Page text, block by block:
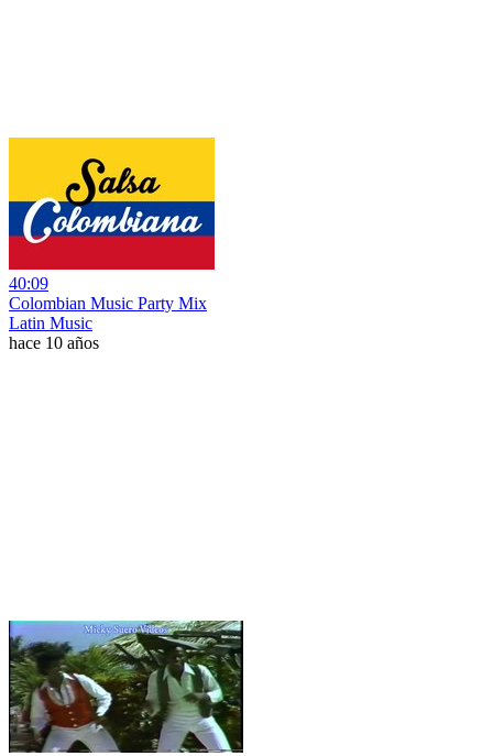
40:09
Colombian Music Party Mix
Latin Music
hace 10 años